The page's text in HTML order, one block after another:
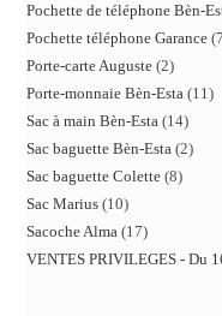
Pochette de téléphone Bèn-
Pochette téléphone Garance
Porte-carte Auguste 2
Porte-monnaie Bèn-Esta 11
Sac à main Bèn-Esta 14
Sac baguette Bèn-Esta 2
Sac baguette Colette 8
Sac Marius 10
Sacoche Alma 17
VENTES PRIVILEGES - Du